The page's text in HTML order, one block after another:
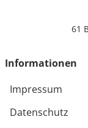
61
Informationen
Impressum
Datenschutz